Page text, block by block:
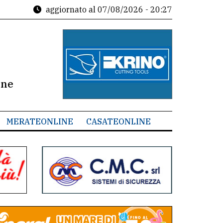
aggiornato al 07/08/2026 - 20:27
MERATEONLINE CASATEONLINE